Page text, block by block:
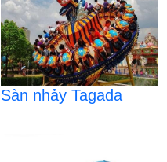
Sàn nhảy Tagada